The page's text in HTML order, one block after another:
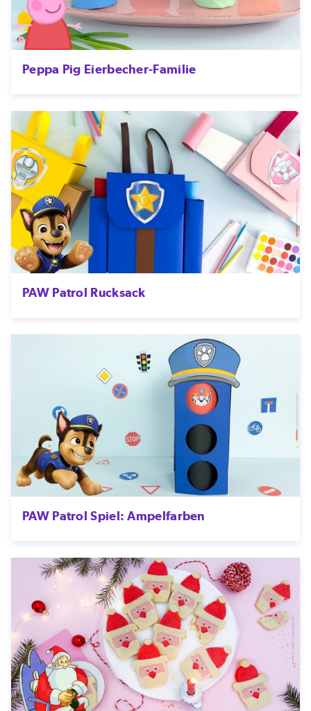
Peppa Pig Eierbecher-Familie
PAW Patrol Rucksack
PAW Patrol Spiel: Ampelfarben